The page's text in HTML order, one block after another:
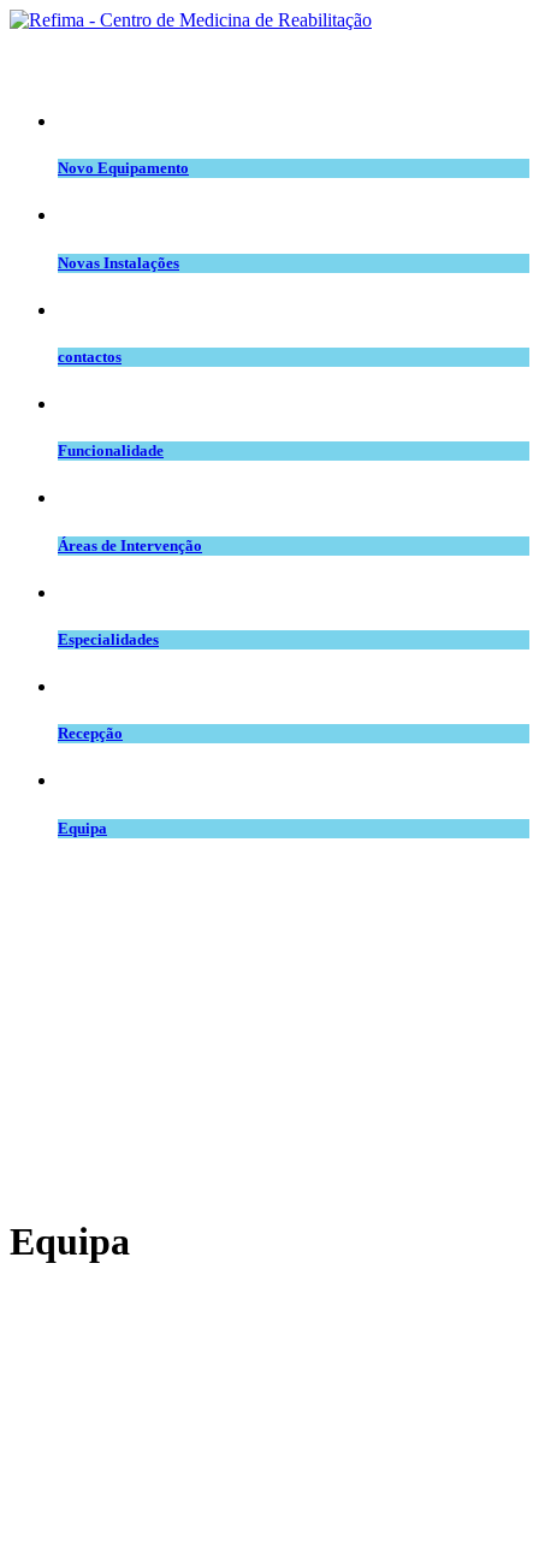
Novo Equipamento
Novas Instalações
contactos
Funcionalidade
Áreas de Intervenção
Especialidades
Recepção
Equipa
Equipa